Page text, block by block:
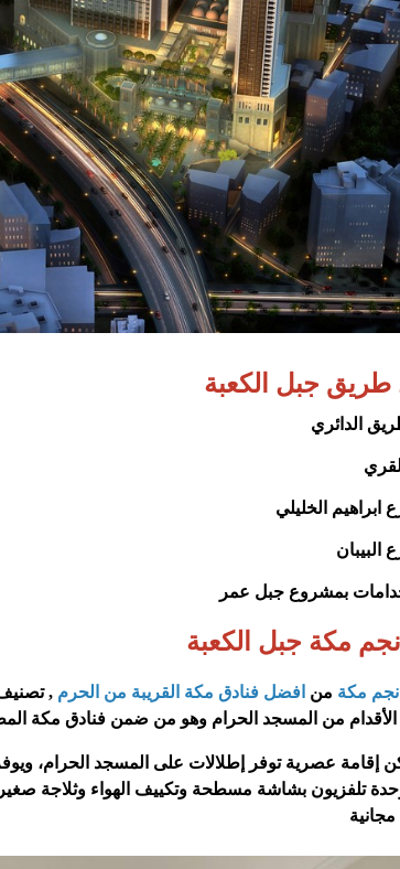
جبل الكعبة
الدائري
ابراهيم الخليلي
البيبان
بمشروع جبل عمر
مكة جبل الكعبة
انجم مكة من افضل فنادق مكة القريبة من الحرم ,
من المسجد الحرام وهو من ضمن فنادق مكة
إقامة عصرية توفر إطلالات على المسجد الحرام،
تلفزيون بشاشة مسطحة وتكييف الهواء وثلاجة